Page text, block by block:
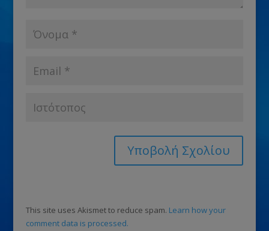
This site uses Akismet to reduce spam. Learn how your
comment data is processed.